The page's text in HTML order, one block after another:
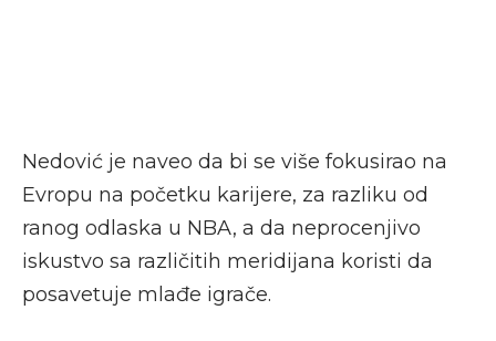
Nedović je naveo da bi se više fokusirao na
Evropu na početku karijere, za razliku od
ranog odlaska u NBA, a da neprocenjivo
iskustvo sa različitih meridijana koristi da
posavetuje mlađe igrače.